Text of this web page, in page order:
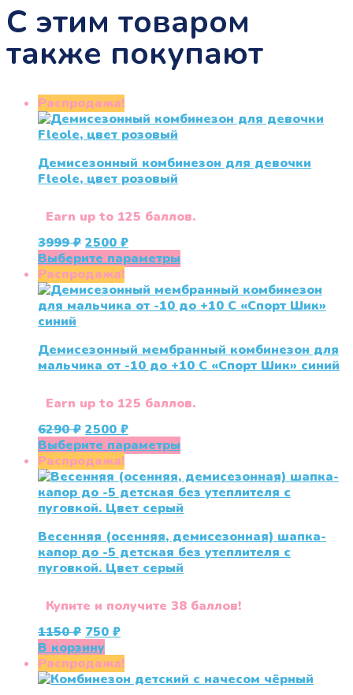
С этим товаром
также покупают
Распродажа!
Демисезонный комбинезон для девочки
Fleole, цвет розовый
Earn up to 125 баллов.
3999₽ Первоначальная
цена
составляла
3999 ₽.
2500₽Текущая
цена:
Выберите параметры
имеет
несколько
можно
выбрать
странице
Распродажа!
Демисезонный мембранный комбинезон для
мальчика от -10 до +10 С «Спорт Шик» синий
Earn up to 125 баллов.
6290₽ Первоначальная
цена
составляла
6290 ₽.
2500₽Текущая
цена:
Выберите параметры
имеет
несколько
вариаций.
можно
выбрать
на
товара.
Распродажа!
Весенняя (осенняя, демисезонная) шапка-
капор до -5 детская без утеплителя с
пуговкой. Цвет серый
Купите и получите 38 баллов!
1150₽ Первоначальная
цена
составляла
1150 ₽.
750₽Текущая
750 ₽.
В корзину
Распродажа!